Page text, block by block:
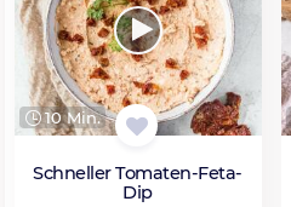
10 Min.
Schneller Tomaten-Feta-
Dip